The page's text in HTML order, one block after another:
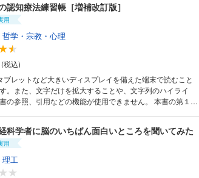
れ、進化してきたのか―――？ 言語学、考古学、人類学、
科学、心理学、動物行動学……各分野先端の知見を駆使 『心
歌うネアンデルタール』のミズン教授が、人類最大の謎、
魅力あふれる人類精神史。言語学、考古
経科学、AI研究による最新の知見を巧みに統合し、説得力
説を提示している。驚異的な偉業だ。」――アリス・ロバ
ンガム大学教授、『人類20万年 遙かなる旅路』著者、『人
誰もが共有する何より重要なもの
い立ちをつぶさに描く伝記である。読む者を引き込む語
を展開するミズン教授の素晴らしい才能が発揮されてい
・ダンバー（元・イギリス霊長類学会会長、『宗教の起
』『ことばの起源』著者）
認知療法練習帳［増補改訂版］
用
哲学・宗教・心理
税込)
ブレットなど大きいディスプレイを備えた端末で読むこと
。また、文字だけを拡大することや、文字列のハイライ
参照、引用などの機能が使用できません。 本書の第１版
るようになっている。本書では、そうした臨床上の発展の
、新たに不安に対する内容を充実、マインドフルネス、受
、ポジティブ心理学などの新しい取り組みについても加
の実践的な教材のみならず、専門教材としても優れた内容
科学者に脳のいちばん面白いところを聞いてみた
用
理工